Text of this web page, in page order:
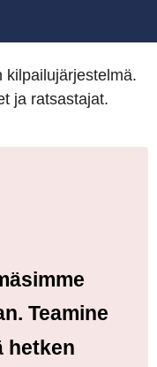
kilpailujärjestelmä.
ja ratsastajat.
Teamine
hetken